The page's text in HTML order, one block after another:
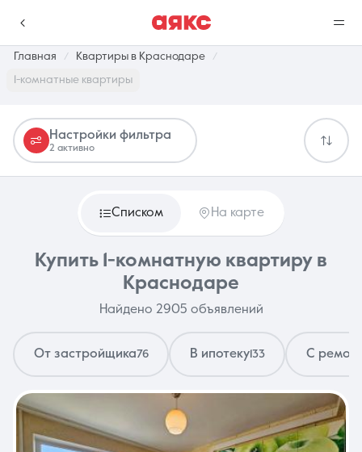
Избранное
0 объявлений 0 объявлений
Недвижимость Услуги
О компании Контакты
Главная Квартиры в Краснодаре
1-комнатные квартиры
Настройки фильтра
2 активно
Списком На карте
Купить 1-комнатную квартиру в
Краснодаре
Найдено 2905 объявлений
От застройщика76 В ипотеку133 С